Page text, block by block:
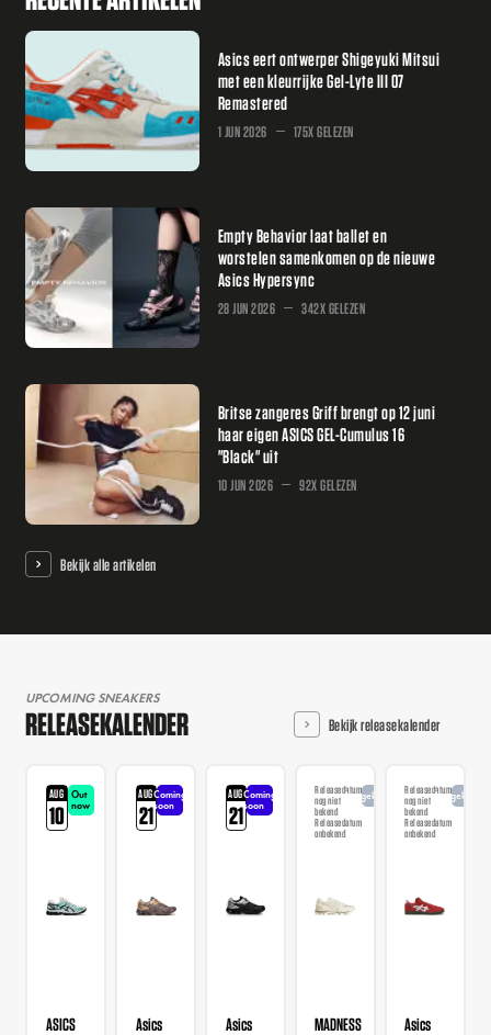
Asics eert ontwerper Shigeyuki Mitsui
met een kleurrijke Gel-Lyte III 07
Remastered
1 JUN 2026 175X GELEZEN
Empty Behavior laat ballet en
worstelen samenkomen op de nieuwe
Asics Hypersync
28 JUN 2026 342X GELEZEN
Britse zangeres Griff brengt op 12 juni
haar eigen ASICS GEL-Cumulus 16
"Black" uit
10 JUN 2026 92X GELEZEN
Bekijk alle artikelen
UPCOMING SNEAKERS
RELEASEKALENDER Bekijk releasekalender
AUG
10
Out
now
ASICS
AUG
21
Coming
soon
Asics
AUG
21
Coming
soon
Asics
Releasedatum
nog niet
bekend
Releasedatum
onbekend
Aangekondigd
MADNESS
Releasedatum
nog niet
bekend
Releasedatum
onbekend
Asics